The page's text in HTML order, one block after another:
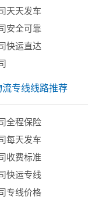
天天发车
安全可靠
快运直达
专线线路推荐
全程保险
每天发车
收费标准
快运专线
专线价格